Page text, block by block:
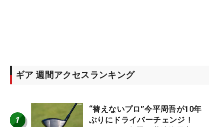
ギア 週間アクセスランキング
1
“替えないプロ”今平周吾が10年
ぶりにドライバーチェンジ！